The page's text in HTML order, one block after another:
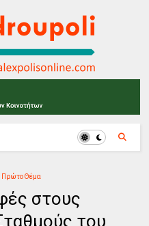
Πρώτο Θέμα
στους
του